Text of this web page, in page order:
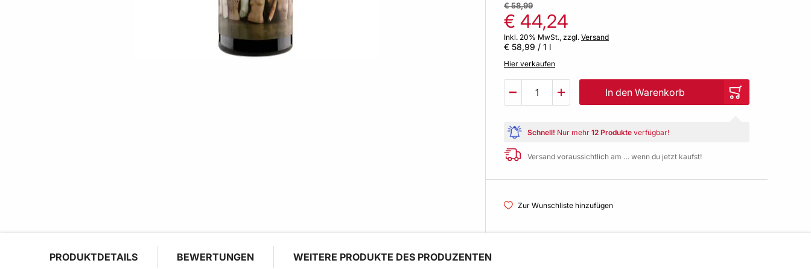
€ 44,24
€ 58,99
Inkl. 20% MwSt., zzgl. Versand
€ 58,99 / 1 l
Hier verkaufen
In den Warenkorb
Schnell! Nur mehr 12 Produkte verfügbar!
Versand voraussichtlich am … wenn du jetzt kaufst!
Zur Wunschliste hinzufügen
PRODUKTDETAILS BEWERTUNGEN WEITERE PRODUKTE DES PRODUZENTEN